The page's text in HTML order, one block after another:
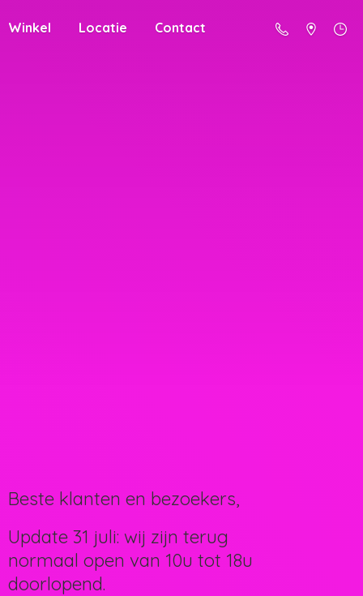
Winkel Locatie Contact
Beste klanten en bezoekers,
Update 31 juli: wij zijn terug
normaal open van 10u tot 18u
doorlopend.